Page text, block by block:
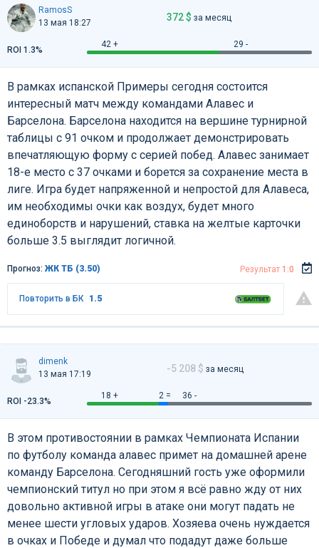
RamosS
13 мая 18:27
372 $ за месяц
42 + 29 -
ROI 1.3%
В рамках испанской Примеры сегодня состоится
интересный матч между командами Алавес и
Барселона. Барселона находится на вершине турнирной
таблицы с 91 очком и продолжает демонстрировать
впечатляющую форму с серией побед. Алавес занимает
18-е место с 37 очками и борется за сохранение места в
лиге. Игра будет напряженной и непростой для Алавеса,
им необходимы очки как воздух, будет много
единоборств и нарушений, ставка на желтые карточки
больше 3.5 выглядит логичной.
Прогноз: ЖК ТБ (3.50) Результат 1:0
Повторить в БК 1.5
dimenk
13 мая 17:19
-5 208 $ за месяц
18 + 2 = 36 -
ROI -23.3%
В этом противостоянии в рамках Чемпионата Испании
по футболу команда алавес примет на домашней арене
команду Барселона. Сегодняшний гость уже оформили
чемпионский титул но при этом я всё равно жду от них
довольно активной игры в атаке они могут падать не
менее шести угловых ударов. Хозяева очень нуждается
в очках и Победе и думал что подадут даже больше